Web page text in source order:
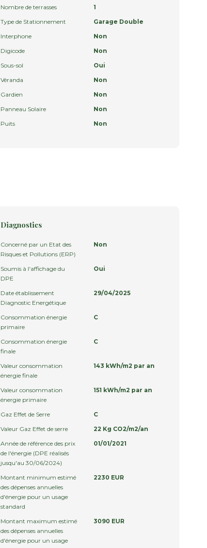
Nombre de terrasses
1
Type de Stationnement
Garage Double
Interphone
Non
Digicode
Non
Sous-sol
Oui
Véranda
Non
Gardien
Non
Panneau Solaire
Non
Puits
Non
Diagnostics
Concerné par un Etat des
Risques et Pollutions (ERP)
Non
Soumis à l'affichage du
DPE
Oui
Date établissement
Diagnostic Energétique
29/04/2025
Consommation énergie
primaire
C
Consommation énergie
finale
C
Valeur consommation
énergie finale
143 kWh/m2 par an
Valeur consommation
énergie primaire
151 kWh/m2 par an
Gaz Effet de Serre
C
Valeur Gaz Effet de serre
22 Kg CO2/m2/an
Année de référence des prix
de l'énergie (DPE réalisés
jusqu'au 30/06/2024)
01/01/2021
Montant minimum estimé
des dépenses annuelles
d'énergie pour un usage
standard
2230 EUR
Montant maximum estimé
des dépenses annuelles
d'énergie pour un usage
3090 EUR